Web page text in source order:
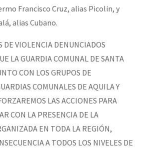
Francisco Cruz, alias Picolin, y
alias Cubano.
DE VIOLENCIA DENUNCIADOS
LA GUARDIA COMUNAL DE SANTA
CON LOS GRUPOS DE
COMUNALES DE AQUILA Y
LAS ACCIONES PARA
CON LA PRESENCIA DE LA
EN TODA LA REGIÓN,
A TODOS LOS NIVELES DE